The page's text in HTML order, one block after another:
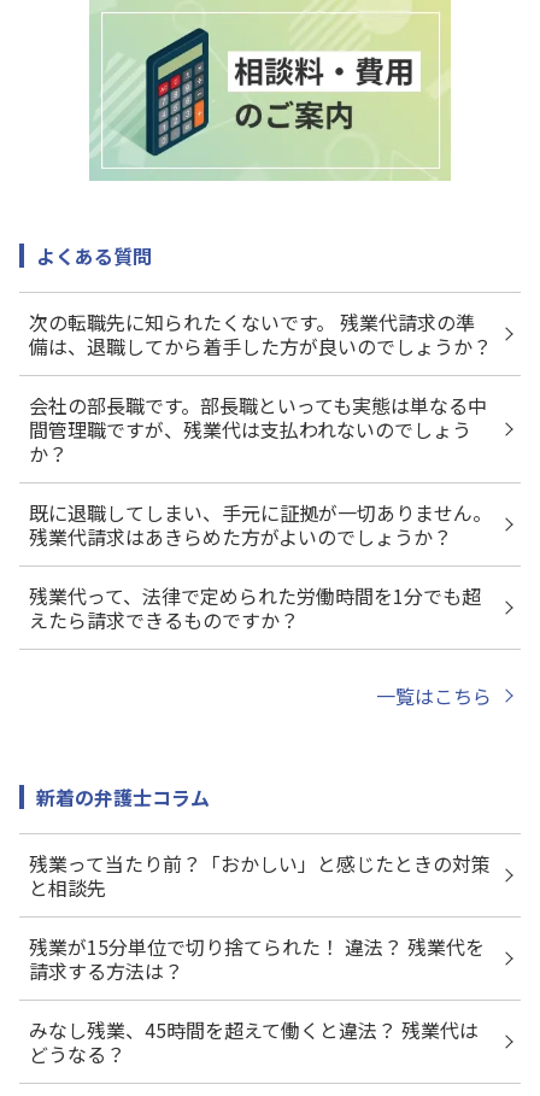
よくある質問
次の転職先に知られたくないです。 残業代請求の準
備は、退職してから着手した方が良いのでしょうか？
会社の部長職です。部長職といっても実態は単なる中
間管理職ですが、残業代は支払われないのでしょう
か？
既に退職してしまい、手元に証拠が一切ありません。
残業代請求はあきらめた方がよいのでしょうか？
残業代って、法律で定められた労働時間を1分でも超
えたら請求できるものですか？
一覧はこちら
新着の弁護士コラム
残業って当たり前？「おかしい」と感じたときの対策
と相談先
残業が15分単位で切り捨てられた！ 違法？ 残業代を
請求する方法は？
みなし残業、45時間を超えて働くと違法？ 残業代は
どうなる？